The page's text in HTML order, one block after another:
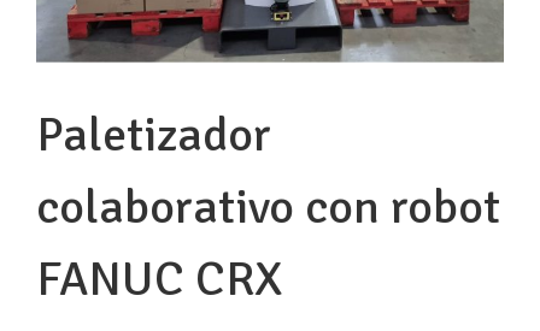
Paletizador
colaborativo con robot
FANUC CRX